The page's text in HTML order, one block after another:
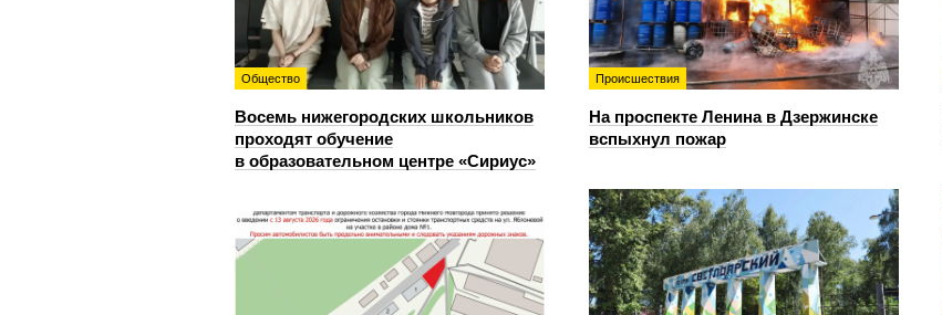
Общество
Восемь нижегородских школьников
проходят обучение
в образовательном центре «Сириус»
Происшествия
На проспекте Ленина в Дзержинске
вспыхнул пожар